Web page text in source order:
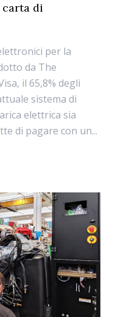
di
per la
da The
il 65,8% degli
sistema di
elettrica sia
di pagare con un...